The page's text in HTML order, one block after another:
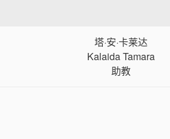
塔·安·卡莱达
Kalaida Tamara
助教